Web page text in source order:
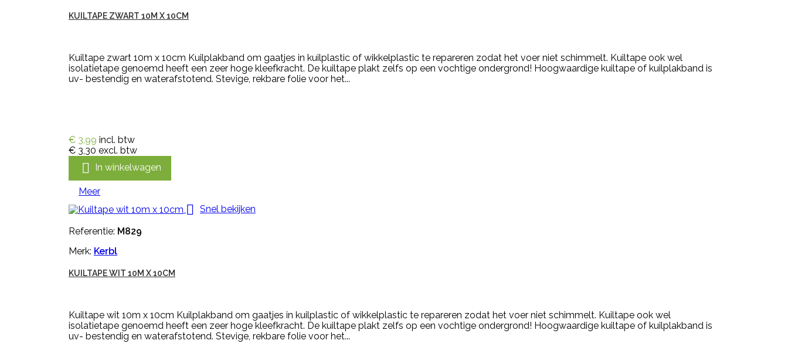
KUILTAPE ZWART 10M X 10CM
Kuiltape zwart 10m x 10cm Kuilplakband om gaatjes in kuilplastic of wikkelplastic te repareren zodat het voer niet schimmelt. Kuiltape ook wel
isolatietape genoemd heeft een zeer hoge kleefkracht. De kuiltape plakt zelfs op een vochtige ondergrond! Hoogwaardige kuiltape of kuilplakband is
uv- bestendig en waterafstotend. Stevige, rekbare folie voor het...
€ 3,99 incl. btw
€ 3,30 excl. btw
 In winkelwagen
Meer
 Snel bekijken
Referentie: M829
Merk: Kerbl
KUILTAPE WIT 10M X 10CM
Kuiltape wit 10m x 10cm Kuilplakband om gaatjes in kuilplastic of wikkelplastic te repareren zodat het voer niet schimmelt. Kuiltape ook wel
isolatietape genoemd heeft een zeer hoge kleefkracht. De kuiltape plakt zelfs op een vochtige ondergrond! Hoogwaardige kuiltape of kuilplakband is
uv- bestendig en waterafstotend. Stevige, rekbare folie voor het...